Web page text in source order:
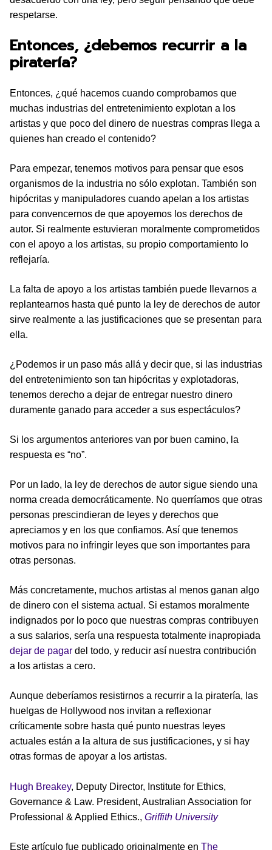
respetarse.
Entonces, ¿debemos recurrir a la
piratería?
Entonces, ¿qué hacemos cuando comprobamos que
muchas industrias del entretenimiento explotan a los
artistas y que poco del dinero de nuestras compras llega a
quienes han creado el contenido?
Para empezar, tenemos motivos para pensar que esos
organismos de la industria no sólo explotan. También son
hipócritas y manipuladores cuando apelan a los artistas
para convencernos de que apoyemos los derechos de
autor. Si realmente estuvieran moralmente comprometidos
con el apoyo a los artistas, su propio comportamiento lo
reflejaría.
La falta de apoyo a los artistas también puede llevarnos a
replantearnos hasta qué punto la ley de derechos de autor
sirve realmente a las justificaciones que se presentan para
ella.
¿Podemos ir un paso más allá y decir que, si las industrias
del entretenimiento son tan hipócritas y explotadoras,
tenemos derecho a dejar de entregar nuestro dinero
duramente ganado para acceder a sus espectáculos?
Si los argumentos anteriores van por buen camino, la
respuesta es “no”.
Por un lado, la ley de derechos de autor sigue siendo una
norma creada democráticamente. No querríamos que otras
personas prescindieran de leyes y derechos que
apreciamos y en los que confiamos. Así que tenemos
motivos para no infringir leyes que son importantes para
otras personas.
Más concretamente, muchos artistas al menos ganan algo
de dinero con el sistema actual. Si estamos moralmente
indignados por lo poco que nuestras compras contribuyen
a sus salarios, sería una respuesta totalmente inapropiada
dejar de pagar del todo, y reducir así nuestra contribución
a los artistas a cero.
Aunque deberíamos resistirnos a recurrir a la piratería, las
huelgas de Hollywood nos invitan a reflexionar
críticamente sobre hasta qué punto nuestras leyes
actuales están a la altura de sus justificaciones, y si hay
otras formas de apoyar a los artistas.
Hugh Breakey, Deputy Director, Institute for Ethics,
Governance & Law. President, Australian Association for
Professional & Applied Ethics., Griffith University
Este artículo fue publicado originalmente en The